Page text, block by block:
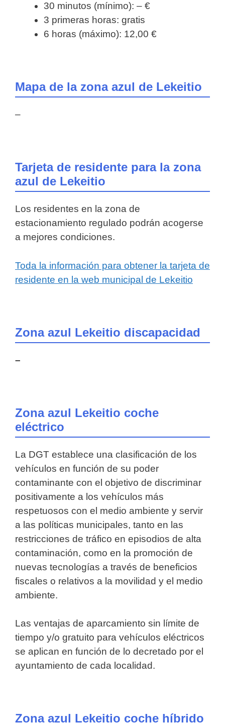
30 minutos (mínimo): – €
3 primeras horas: gratis
6 horas (máximo): 12,00 €
Mapa de la zona azul de Lekeitio
–
Tarjeta de residente para la zona
azul de Lekeitio
Los residentes en la zona de
estacionamiento regulado podrán acogerse
a mejores condiciones.
Toda la información para obtener la tarjeta de
residente en la web municipal de Lekeitio
Zona azul Lekeitio discapacidad
–
Zona azul Lekeitio coche
eléctrico
La DGT establece una clasificación de los
vehículos en función de su poder
contaminante con el objetivo de discriminar
positivamente a los vehículos más
respetuosos con el medio ambiente y servir
a las políticas municipales, tanto en las
restricciones de tráfico en episodios de alta
contaminación, como en la promoción de
nuevas tecnologías a través de beneficios
fiscales o relativos a la movilidad y el medio
ambiente.
Las ventajas de aparcamiento sin límite de
tiempo y/o gratuito para vehículos eléctricos
se aplican en función de lo decretado por el
ayuntamiento de cada localidad.
Zona azul Lekeitio coche híbrido